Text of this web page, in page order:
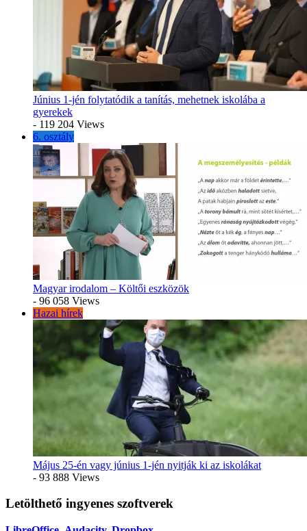
Június 1-jén folytatódik a tanítás, mehetnek iskolába a
gyerekek
- 119 204 Views
6. osztály
Magyar irodalom – Költői eszközök
- 96 058 Views
Hazai hírek
Május 25-én vagy június 1-jén nyitják ki az iskolákat
- 93 888 Views
Letölthető ingyenes szoftverek